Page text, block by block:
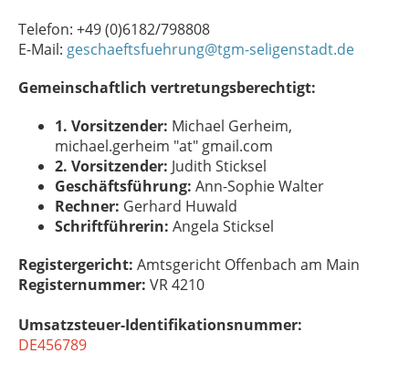
Telefon: +49 (0)6182/798808
E-Mail: geschaeftsfuehrung@tgm-seligenstadt.de
Gemeinschaftlich vertretungsberechtigt:
1. Vorsitzender: Michael Gerheim,
michael.gerheim "at" gmail.com
2. Vorsitzender: Judith Sticksel
Geschäftsführung: Ann-Sophie Walter
Rechner: Gerhard Huwald
Schriftführerin: Angela Sticksel
Registergericht: Amtsgericht Offenbach am Main
Registernummer: VR 4210
Umsatzsteuer-Identifikationsnummer:
DE456789